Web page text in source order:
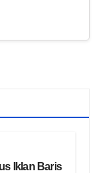
Iklan Baris